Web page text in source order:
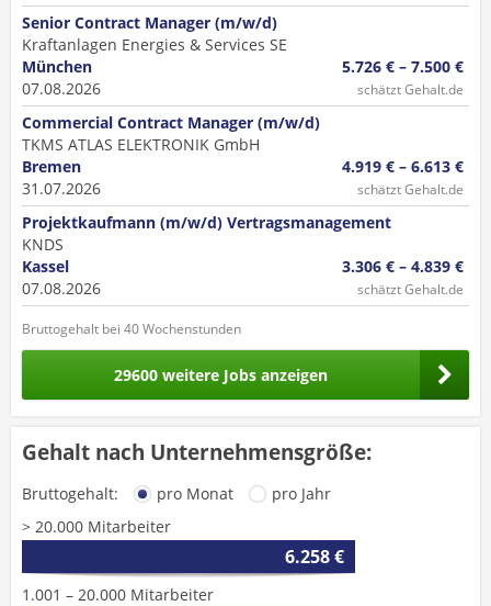
Senior Contract Manager (m/w/d)
Kraftanlagen Energies & Services SE
München
07.08.2026
5.726 € – 7.500 €
schätzt Gehalt.de
Commercial Contract Manager (m/w/d)
TKMS ATLAS ELEKTRONIK GmbH
Bremen
31.07.2026
4.919 € – 6.613 €
schätzt Gehalt.de
Projektkaufmann (m/w/d) Vertragsmanagement
KNDS
Kassel
07.08.2026
3.306 € – 4.839 €
schätzt Gehalt.de
Bruttogehalt bei 40 Wochenstunden
29600 weitere Jobs anzeigen
Gehalt nach Unternehmensgröße:
Bruttogehalt: pro Monat
pro Jahr
> 20.000 Mitarbeiter
6.258 €
1.001 – 20.000 Mitarbeiter